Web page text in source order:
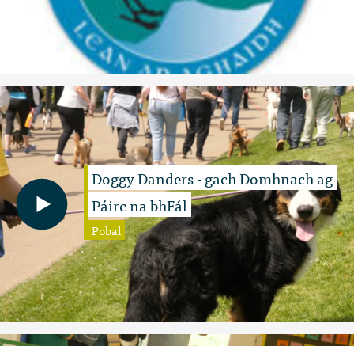
Doggy Danders - gach Domhnach ag
Páirc na bhFál
Pobal